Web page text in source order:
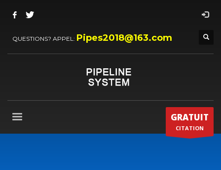
QUESTIONS? APPEL: Pipes2018@163.com
GRATUIT
CITATION